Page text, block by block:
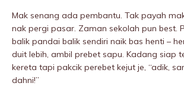
Mak senang ada pembantu. Tak payah
nak pergi pasar. Zaman sekolah pun best.
balik pandai balik sendiri naik bas henti –
duit lebih, ambil prebet sapu. Kadang siap
kereta tapi pakcik perebet kejut je, “adik,
dahni!”